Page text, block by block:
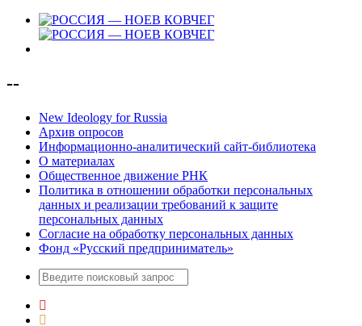
--
New Ideology for Russia
Архив опросов
Информационно-аналитический сайт-библиотека
О материалах
Общественное движение РНК
Политика в отношении обработки персональных
данных и реализации требований к защите
персональных данных
Согласие на обработку персональных данных
Фонд «Русский предприниматель»